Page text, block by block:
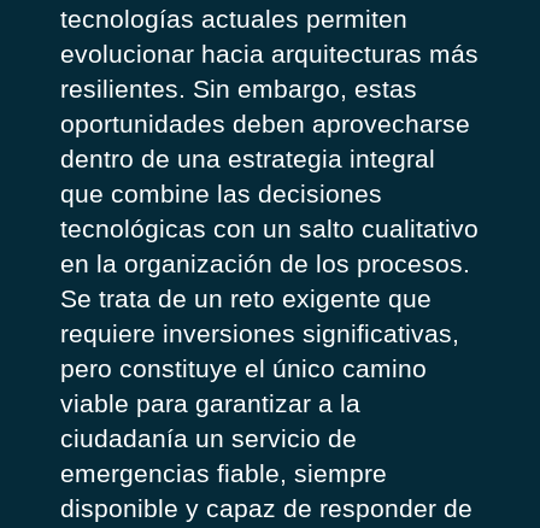
tecnologías actuales permiten
evolucionar hacia arquitecturas más
resilientes. Sin embargo, estas
oportunidades deben aprovecharse
dentro de una estrategia integral
que combine las decisiones
tecnológicas con un salto cualitativo
en la organización de los procesos.
Se trata de un reto exigente que
requiere inversiones significativas,
pero constituye el único camino
viable para garantizar a la
ciudadanía un servicio de
emergencias fiable, siempre
disponible y capaz de responder de